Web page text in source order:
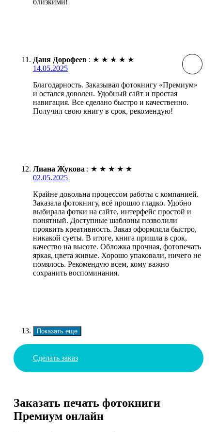
близкими!
Даня Дорофеев : ★ ★ ★ ★ ★
14.05.2025
Благодарность. Заказывал фотокнигу «Премиум»
и остался доволен. Удобный сайт и простая
навигация. Все сделано быстро и качественно.
Получил свою книгу в срок, рекомендую!
Лиана Жукова : ★ ★ ★ ★ ★
02.05.2025
Крайне довольна процессом работы с компанией.
Заказала фотокнигу, всё прошло гладко. Удобно
выбирала фотки на сайте, интерфейс простой и
понятный. Доступные шаблоны позволили
проявить креативность. Заказ оформляла быстро,
никакой суеты. В итоге, книга пришла в срок,
качество на высоте. Обложка прочная, фотопечать
яркая, цвета живые. Хорошо упаковали, ничего не
помялось. Рекомендую всем, кому важно
сохранить воспоминания.
Показать еще
Сделать заказ
Заказать печать фотокниги
Премиум онлайн